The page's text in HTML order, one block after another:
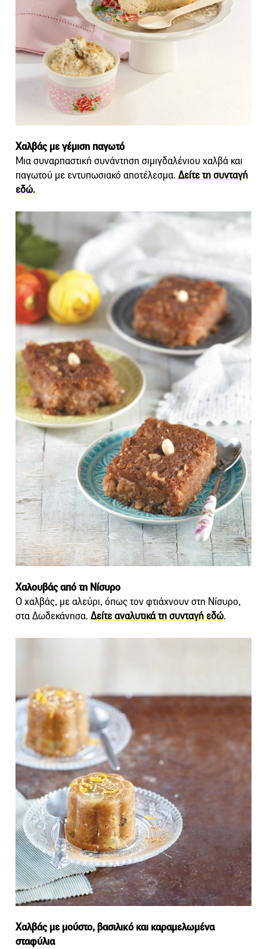
Χαλβάς με γέμιση παγωτό
Μια συναρπαστική συνάντηση σιμιγδαλένιου χαλβά και
παγωτού με εντυπωσιακό αποτέλεσμα. Δείτε τη συνταγή
εδώ.
Χαλουβάς από τη Νίσυρο
Ο χαλβάς, με αλεύρι, όπως τον φτιάχνουν στη Νίσυρο,
στα Δωδεκάνησα. Δείτε αναλυτικά τη συνταγή εδώ.
Χαλβάς με μούστο, βασιλικό και καραμελωμένα
σταφύλια